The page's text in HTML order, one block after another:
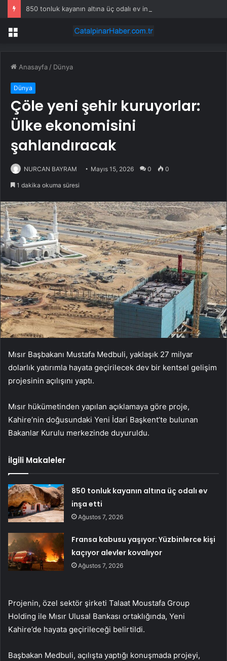
850 tonluk kayanın altına üç odalı ev inşa etti
Menü
Anasayfa / Dünya
Dünya
Çöle yeni şehir kuruyorlar:
Ülke ekonomisini
şahlandıracak
NURCAN BAYRAM Mayıs 15, 2026 0 0
1 dakika okuma süresi
Mısır Başbakanı Mustafa Medbuli, yaklaşık 27 milyar
dolarlık yatırımla hayata geçirilecek dev bir kentsel gelişim
projesinin açılışını yaptı.
Mısır hükümetinden yapılan açıklamaya göre proje,
Kahire’nin doğusundaki Yeni İdari Başkent’te bulunan
Bakanlar Kurulu merkezinde duyuruldu.
İlgili Makaleler
850 tonluk kayanın altına üç odalı ev
inşa etti
Ağustos 7, 2026
Fransa kabusu yaşıyor: Yüzbinlerce kişi
kaçıyor alevler kovalıyor
Ağustos 7, 2026
Projenin, özel sektör şirketi Talaat Moustafa Group
Holding ile Mısır Ulusal Bankası ortaklığında, Yeni
Kahire’de hayata geçirileceği belirtildi.
Başbakan Medbuli, açılışta yaptığı konuşmada projeyi,